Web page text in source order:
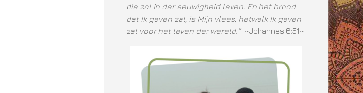
die zal in der eeuwigheid leven. En het brood
dat Ik geven zal, is Mijn vlees, hetwelk Ik geven
zal voor het leven der wereld.” ~Johannes 6:51~